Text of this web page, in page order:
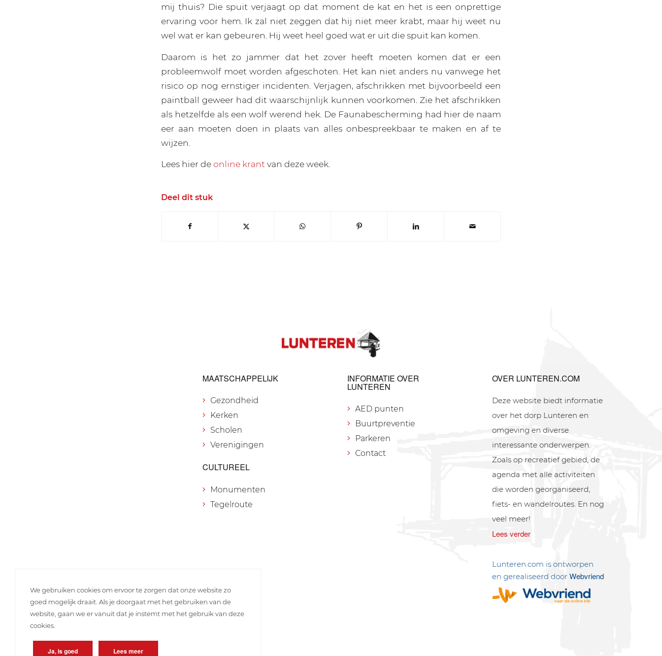
mij thuis? Die spuit verjaagt op dat moment de kat en het is een onprettige
ervaring voor hem. Ik zal niet zeggen dat hij niet meer krabt, maar hij weet nu
wel wat er kan gebeuren. Hij weet heel goed wat er uit die spuit kan komen.
Daarom is het zo jammer dat het zover heeft moeten komen dat er een
probleemwolf moet worden afgeschoten. Het kan niet anders nu vanwege het
risico op nog ernstiger incidenten. Verjagen, afschrikken met bijvoorbeeld een
paintball geweer had dit waarschijnlijk kunnen voorkomen. Zie het afschrikken
als hetzelfde als een wolf werend hek. De Faunabescherming had hier de naam
eer aan moeten doen in plaats van alles onbespreekbaar te maken en af te
wijzen.
Lees hier deonline krant van deze week.
Deel dit stuk
MAATSCHAPPELIJK
Gezondheid
Kerken
Scholen
Verenigingen
CULTUREEL
Monumenten
Tegelroute
INFORMATIE OVER
LUNTEREN
AED punten
Buurtpreventie
Parkeren
Contact
OVER LUNTEREN.COM
Deze website biedt informatie
over het dorp Lunteren en
omgeving en diverse
interessante onderwerpen.
Zoals op recreatief gebied, de
agenda met alle activiteiten
die worden georganiseerd,
fiets- en wandelroutes. En nog
veel meer!
Lees verder
Lunteren.com is ontworpen
en gerealiseerd doorWebvriend
We gebruiken cookies om ervoor te zorgen dat onze website zo
goed mogelijk draait. Als je doorgaat met het gebruiken van de
website, gaan we er vanuit dat je instemt met het gebruik van deze
cookies.
Ja, is goed Lees meer